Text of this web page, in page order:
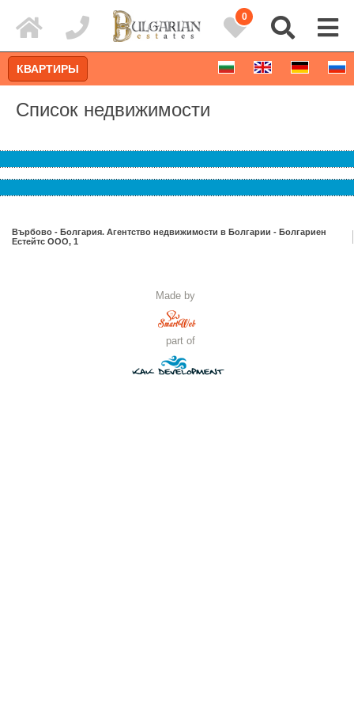
0
Расширенный поиск
КВАРТИРЫ
Список недвижимости
Върбово - Болгария. Агентство недвижимости в Болгарии - Болгариен
Естейтс ООО, 1
Made by
part of